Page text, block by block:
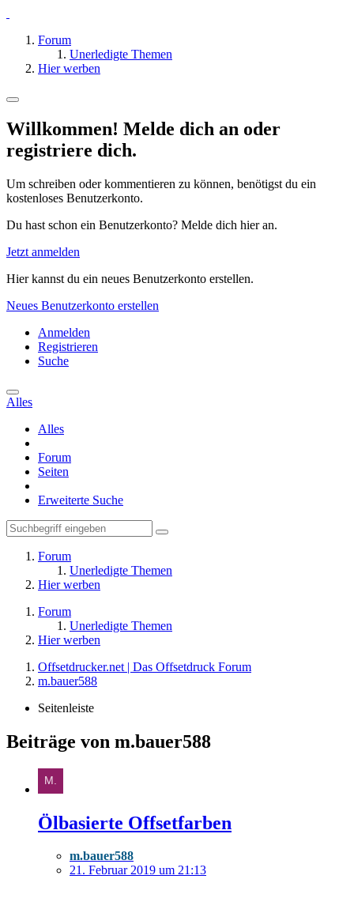
Forum
Unerledigte Themen
Hier werben
Willkommen! Melde dich an oder
registriere dich.
Um schreiben oder kommentieren zu können, benötigst du ein
kostenloses Benutzerkonto.
Du hast schon ein Benutzerkonto? Melde dich hier an.
Jetzt anmelden
Hier kannst du ein neues Benutzerkonto erstellen.
Neues Benutzerkonto erstellen
Anmelden
Registrieren
Suche
Alles
Alles
Forum
Seiten
Erweiterte Suche
Forum
Unerledigte Themen
Hier werben
Forum
Unerledigte Themen
Hier werben
Offsetdrucker.net | Das Offsetdruck Forum
m.bauer588
Seitenleiste
Beiträge von m.bauer588
Ölbasierte Offsetfarben
m.bauer588
21. Februar 2019 um 21:13